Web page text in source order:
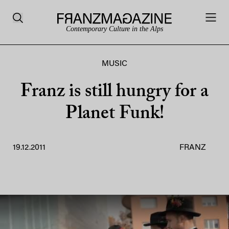
Contemporary Culture in the Alps
MUSIC
Franz is still hungry for a
Planet Funk!
19.12.2011 FRANZ